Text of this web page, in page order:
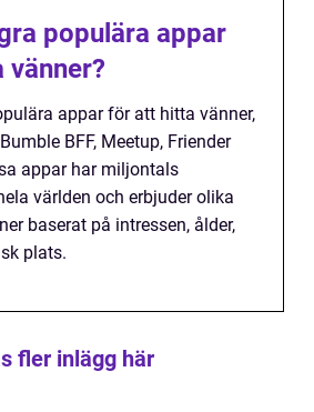
populära appar
appar för att hitta vänner,
BFF, Meetup, Friender
appar har miljontals
världen och erbjuder olika
baserat på intressen, ålder,
plats.
fler inlägg här